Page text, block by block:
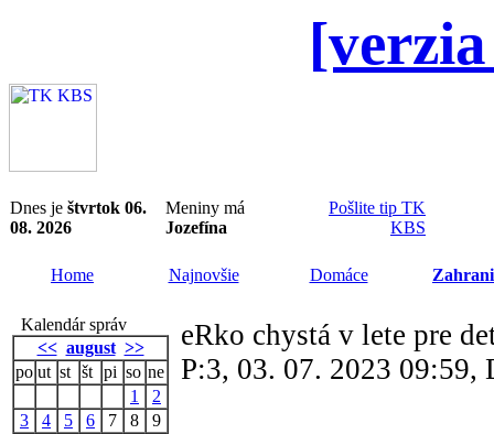
Dnes je štvrtok 06.
08. 2026
Meniny má
Jozefína
Pošlite tip TK
KBS
Home Najnovšie Domáce
Kalendár správ
<< august >>
po ut st št pi so ne
1
2
3
4 5 6 7 8
9
eRko chystá v lete pre
P:3, 03. 07. 2023 09:59,